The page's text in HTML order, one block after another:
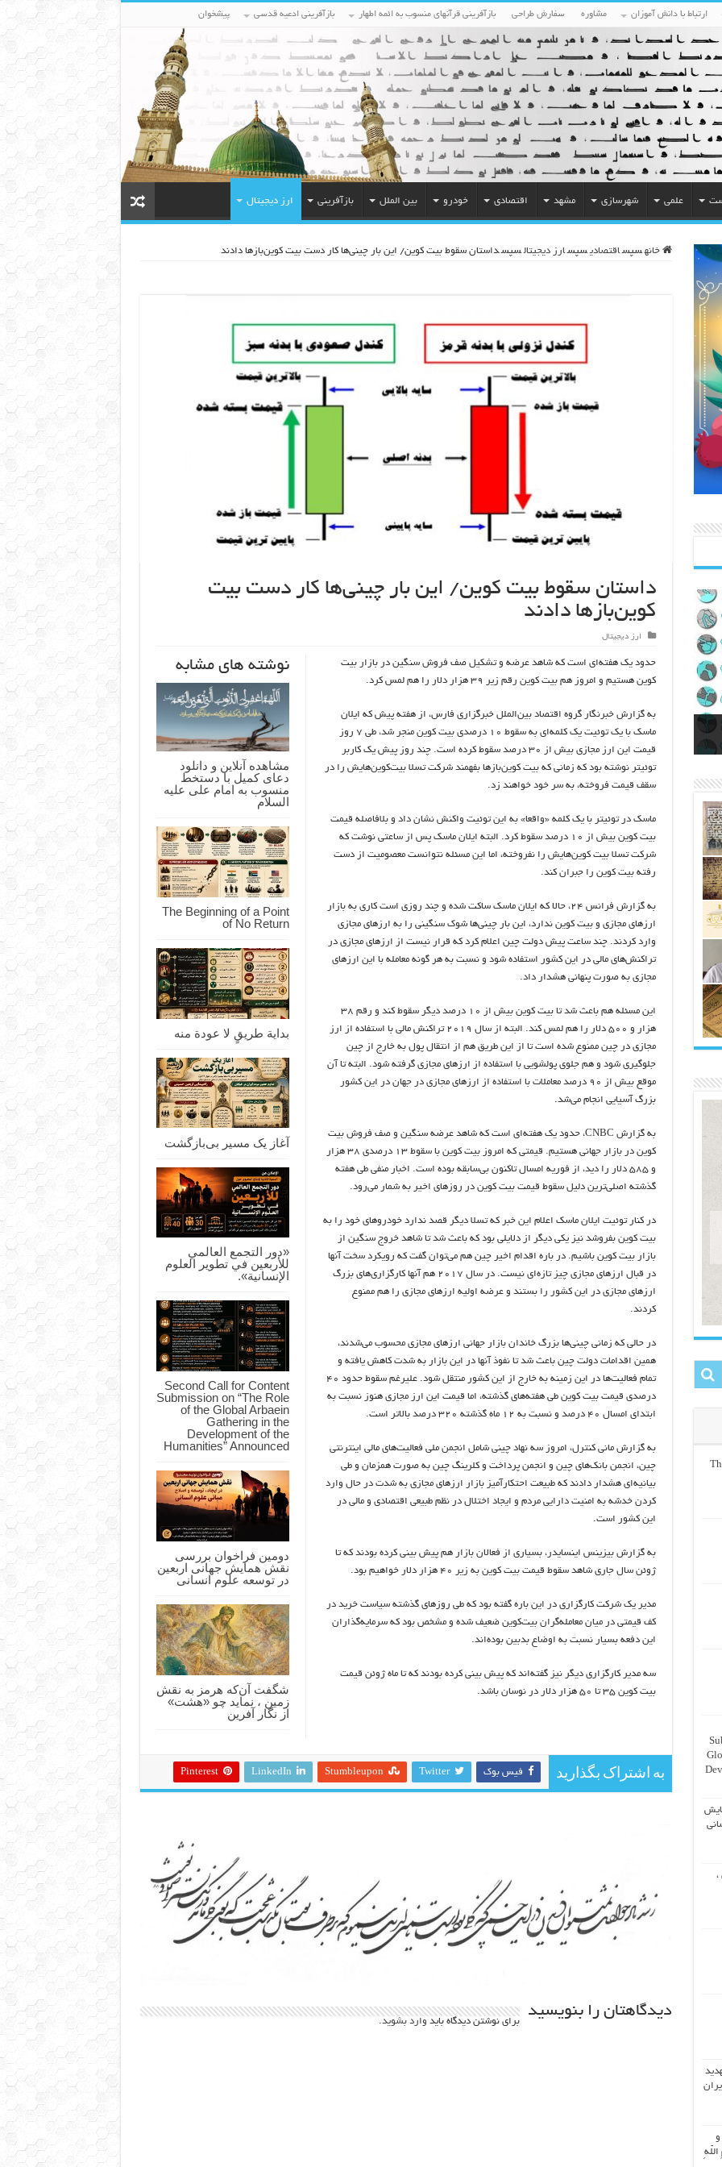
ارتباط با دانش آموزان مشاوره سفارش طراحی بازآفرینی قرآنهای منسوب به ائمه اطهار بازآفرینی ادعیه قدسی پیشخوان
علمی شهرسازی مشهد اقتصادی خودرو بین الملل بازآفرینی ارز دیجیتال
خانه سپس اقتصادی سپس ارز دیجیتال سپس داستان سقوط بیت کوین/ این بار چینی‌ها کار دست بیت کوین‌بازها دادند
داستان سقوط بیت کوین/ این بار چینی‌ها کار دست بیت
کوین‌بازها دادند
ارز دیجیتال
نوشته های مشابه
مشاهده آنلاین و دانلود
دعای کمیل با دستخط
منسوب به امام علی علیه
السلام
The Beginning of a Point
of No Return
بداية طريقٍ لا عودة منه
آغاز یک مسیر بی‌بازگشت
«دور التجمع العالمي
للأربعين في تطوير العلوم
الإنسانية».
Second Call for Content
Submission on “The Role
of the Global Arbaein
Gathering in the
Development of the
Humanities” Announced
دومین فراخوان بررسی
نقش همایش جهانی اربعین
در توسعه علوم انسانی
شگفت آن‌که هرمز به نقش
زمین ، نماید چو «هشت»
از نگار آفرین
حدود یک هفته‌ای است که شاهد عرضه و تشکیل صف فروش سنگین در بازار بیت
کوین هستیم و امروز هم بیت کوین رقم زیر ۳۹ هزار دلار را هم لمس کرد.
به گزارش خبرنگار گروه اقتصاد بین‌الملل خبرگزاری فارس، از هفته پیش که ایلان
ماسک با یک توئیت یک کلمه‌ای به سقوط ۱۰ درصدی بیت کوین منجر شد، طی ۷ روز
قیمت این ارز مجازی بیش از ۳۰ درصد سقوط کرده است. چند روز پیش یک کاربر
توئیتر نوشته بود که زمانی که بیت کوین‌بازها بفهمند شرکت تسلا بیت‌کوین‌هایش را در
سقف قیمت فروخته، به سر خود خواهند زد.
ماسک در توئیتر با یک کلمه «واقعا» به این توئیت واکنش نشان داد و بلافاصله قیمت
بیت کوین بیش از ۱۰ درصد سقوط کرد. البته ایلان ماسک پس از ساعتی نوشت که
شرکت تسلا بیت کوین‌هایش را نفروخته، اما این مسئله نتوانست معصومیت از دست
رفته بیت کوین را جبران کند.
به گزارش فرانس ۲۴، حالا که ایلان ماسک ساکت شده و چند روزی است کاری به بازار
ارزهای مجازی و بیت کوین ندارد، این بار چینی‌ها شوک سنگینی را به ارزهای مجازی
وارد کردند. چند ساعت پیش دولت چین اعلام کرد که قرار نیست از ارزهای مجازی در
تراکنش‌های مالی در این کشور استفاده شود و نسبت به هر گونه معامله با این ارزهای
مجازی به صورت پنهانی هشدار داد.
این مسئله هم باعث شد تا بیت کوین بیش از ۱۰ درصد دیگر سقوط کند و رقم ۳۸
هزار و ۵۰۰ دلار را هم لمس کند. البته از سال ۲۰۱۹ تراکنش مالی با استفاده از ارز
مجازی در چین ممنوع شده است تا از این طریق هم از انتقال پول به خارج از چین
جلوگیری شود و هم جلوی پولشویی با استفاده از ارزهای مجازی گرفته شود. البته تا آن
موقع بیش از ۹۰ درصد معاملات با استفاده از ارزهای مجازی در جهان در این کشور
بزرگ آسیایی انجام می‌شد.
به گزارش CNBC، حدود یک هفته‌ای است که شاهد عرضه سنگین و صف فروش بیت
کوین در بازار جهانی هستیم. قیمتی که امروز بیت کوین با سقوط ۱۳ درصدی ۳۸ هزار
و ۵۸۵ دلار را دید،‌ از فوریه امسال تاکنون بی‌‌سابقه بوده است. اخبار منفی طی هفته
گذشته اصلی‌ترین دلیل سقوط قیمت بیت کوین در روزهای اخیر به شمار می‌رود.
در کنار توئیت ایلان ماسک اعلام این خبر که تسلا دیگر قصد ندارد خودروهای خود را به
بیت کوین بفروشد نیز یکی دیگر از دلایلی بود که باعث شد تا شاهد خروج سنگین از
بازار بیت کوین باشیم. در باره اقدام اخیر چین هم می‌توان گفت که رویکرد سخت آنها
در قبال ارزهای مجازی چیز تازه‌ای نیست. در سال ۲۰۱۷ هم آنها کارگزاری‌های بزرگ
ارزهای مجازی در این کشور را بستند و عرضه اولیه ارزهای مجازی را هم ممنوع
کردند.
در حالی که زمانی چینی‌ها بزرگ خاندان بازار جهانی ارزهای مجازی محسوب می‌شدند،
همین اقدامات دولت چین باعث شد تا نفوذ آنها در این بازار به شدت کاهش یافته و
تمام فعالیت‌ها در این زمینه به خارج از این کشور منتقل شود. علیرغم سقوط حدود ۴۰
درصدی قیمت بیت کوین طی هفته‌های گذشته، اما قیمت این ارز مجازی هنوز نسبت به
ابتدای امسال ۴۰ درصد و نسبت به ۱۲ ماه گذشته ۳۲۰ درصد بالاتر است.
به گزارش مانی کنترل، امروز سه نهاد چینی شامل انجمن ملی فعالیت‌های مالی اینترنتی
چین، انجمن بانک‌های چین و انجمن پرداخت و کلرینگ چین به صورت همزمان و طی
بیانیه‌ای هشدار دادند که طبیعت احتکارآمیز بازار ارزهای مجازی به شدت در حال وارد
کردن خدشه به امنیت دارایی مردم و ایجاد اختلال در نظم طبیعی اقتصادی و مالی در
این کشور است.
به گزارش بیزینس اینسایدر، بسیاری از فعالان بازار هم پیش بینی کرده بودند که تا
ژوئن سال جاری شاهد سقوط قیمت بیت کوین به زیر ۴۰ هزار دلار خواهیم بود.
مدیر یک شرکت کارگزاری در این باره گفته بود که طی روزهای گذشته سیاست خرید در
کف قیمتی در میان معامله‌گران بیت‌کوین ضعیف شده و مشخص بود که سرمایه‌گذاران
این دفعه بسیار نسبت به اوضاع بدبین بوده‌اند.
سه مدیر کارگزاری دیگر نیز گفته‌اند که پیش بینی کرده بودند که تا ماه ژوئن قیمت
بیت کوین ۳۵ تا ۵۰ هزار دلار در نوسان باشد.
به اشتراک بگذارید فیس بوک Twitter
Stumbleupon
LinkedIn
Pinterest
دیدگاهتان را بنویسید
برای نوشتن دیدگاه باید وارد بشوید.
مالکان اراضی شاهنامه ۳۵